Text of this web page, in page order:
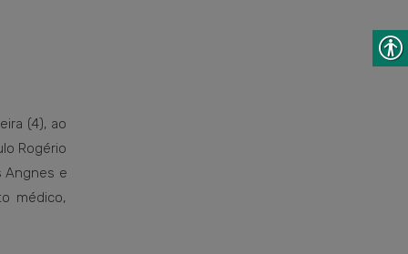
(4), ao
Rogério
Angnes e
médico,